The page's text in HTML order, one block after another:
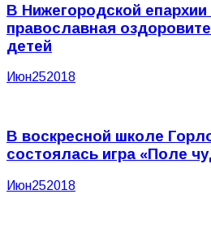
В Нижегородской
православная
детей
Июн252018
В воскресной школе
состоялась игра «Поле
Июн252018